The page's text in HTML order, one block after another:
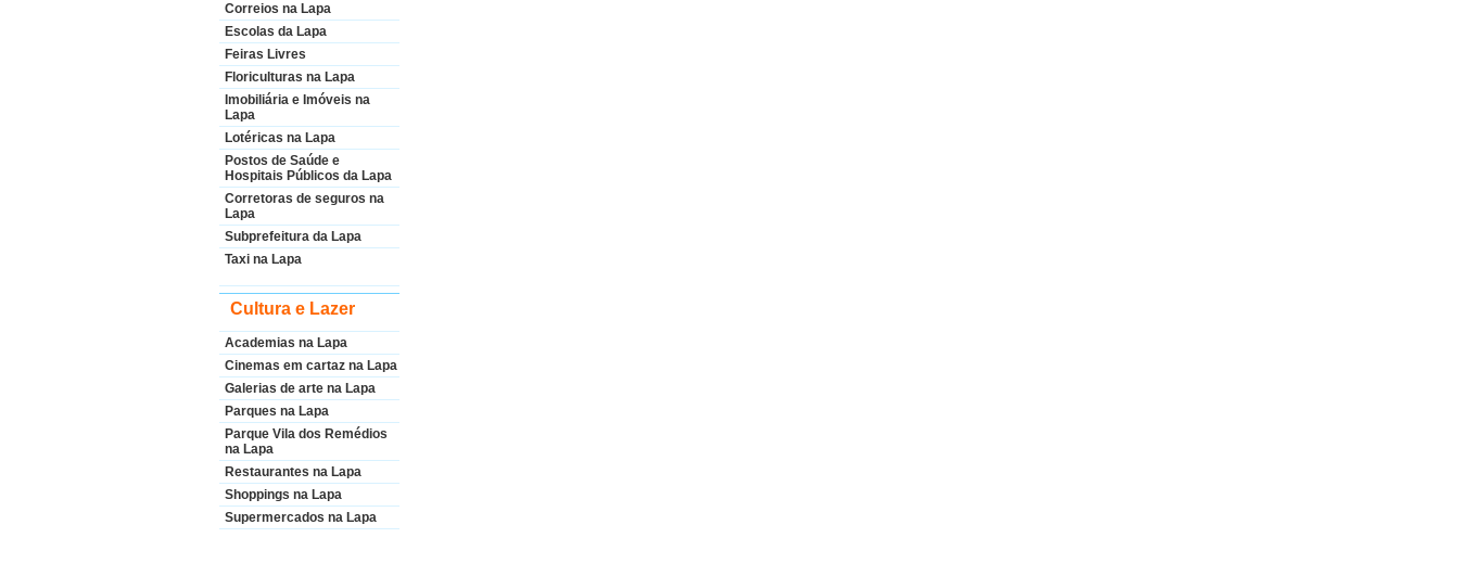
Correios na Lapa
Escolas da Lapa
Feiras Livres
Floriculturas na Lapa
Imobiliária e Imóveis na
Lapa
Lotéricas na Lapa
Postos de Saúde e
Hospitais Públicos da Lapa
Corretoras de seguros na
Lapa
Subprefeitura da Lapa
Taxi na Lapa
Cultura e Lazer
Academias na Lapa
Cinemas em cartaz na Lapa
Galerias de arte na Lapa
Parques na Lapa
Parque Vila dos Remédios
na Lapa
Restaurantes na Lapa
Shoppings na Lapa
Supermercados na Lapa